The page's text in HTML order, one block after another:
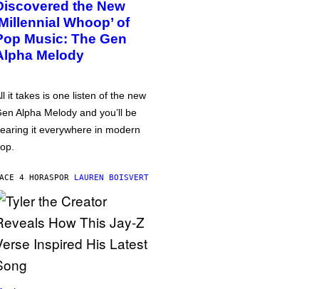
the New
Whoop’ of
Music: The Gen
Melody
it takes is one listen of the new
Alpha Melody and you’ll be
it everywhere in modern
4 HORASPOR LAUREN BOISVERT